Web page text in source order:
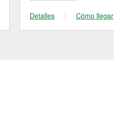
Detalles
| Cómo llegar